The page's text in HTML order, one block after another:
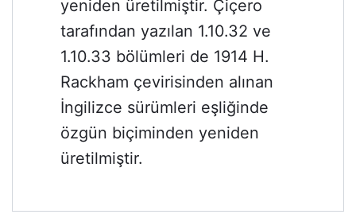
yeniden üretilmiştir. Çiçero
tarafından yazılan 1.10.32 ve
1.10.33 bölümleri de 1914 H.
Rackham çevirisinden alınan
İngilizce sürümleri eşliğinde
özgün biçiminden yeniden
üretilmiştir.